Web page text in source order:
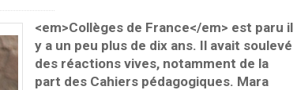
<em>Collèges de France</em> est paru il
y a un peu plus de dix ans. Il avait soulevé
des réactions vives, notamment de la
part des Cahiers pédagogiques. Mara